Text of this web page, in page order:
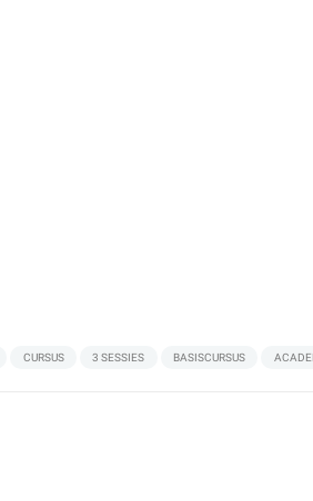
CURSUS 3 SESSIES BASISCURSUS